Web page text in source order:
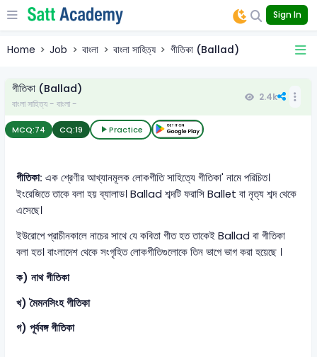
Sign In
Home Job বাংলা বাংলা সাহিত্য গীতিকা (Ballad)
গীতিকা (Ballad)
বাংলা সাহিত্য - বাংলা -
2.4k
MCQ:74 CQ:19 Practice
গীতিকা:এক শ্রেণীর আখ্যানমূলক লোকগীতি সাহিত্যে গীতিকা' নামে পরিচিত।
ইংরেজিতে তাকে বলা হয় ব্যালাড। Ballad শব্দটি ফরাসি Ballet বা নৃত্য শব্দ থেকে
এসেছে।
ইউরোপে প্রাচীনকালে নাচের সাথে যে কবিতা গীত হত তাকেই Ballad বা গীতিকা
বলা হত। বাংলাদেশ থেকে সংগৃহিত লোকগীতিগুলোকে তিন ভাগে ভাগ করা হয়েছে ।
ক) নাথ গীতিকা
খ) মৈমনসিংহ গীতিকা
গ) পূর্ববঙ্গ গীতিকা